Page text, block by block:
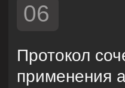
Клинический кейс 1
средней степени тяжести
формированием стойких
поствоспалительных
(пигментация, рубцы).